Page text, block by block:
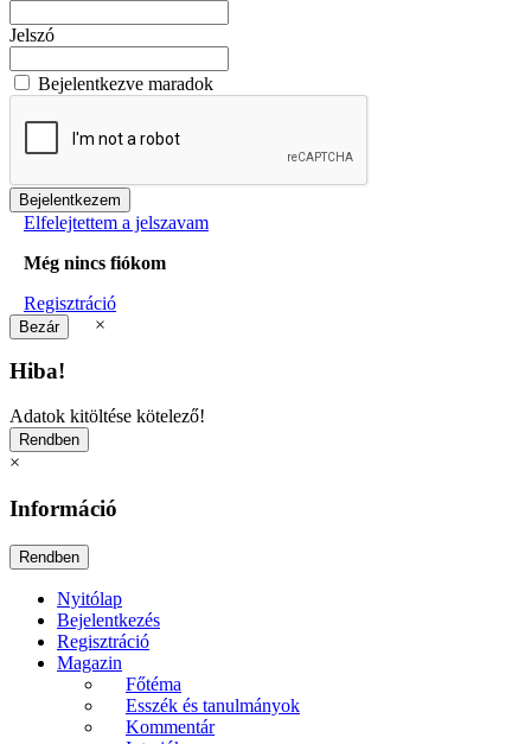
Jelszó
Bejelentkezve maradok
Elfelejtettem a jelszavam
Még nincs fiókom
Regisztráció
×
Hiba!
Adatok kitöltése kötelező!
×
Információ
Nyitólap
Bejelentkezés
Regisztráció
Magazin
Főtéma
Esszék és tanulmányok
Kommentár